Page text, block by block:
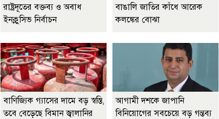
রাষ্ট্রদূতের বক্তব্য ও অবাধ
ইনক্লুসিভ নির্বাচন
বাঙালি জাতির কাঁধে আরেক
কলঙ্কের বোঝা
বাণিজ্যিক গ্যাসের দামে বড় স্বস্তি,
তবে বেড়েছে বিমান জ্বালানির
আগামী দশকে জাপানি
বিনিয়োগের সবচেয়ে বড় গন্তব্য